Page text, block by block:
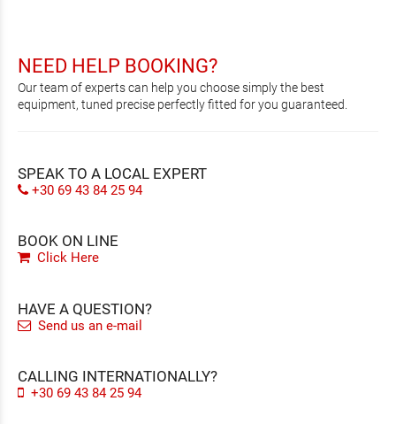
NEED HELP BOOKING?
Our team of experts can help you choose simply the best
equipment, tuned precise perfectly fitted for you guaranteed.
SPEAK TO A LOCAL EXPERT
+30 69 43 84 25 94
BOOK ON LINE
Click Here
HAVE A QUESTION?
Send us an e-mail
CALLING INTERNATIONALLY?
+30 69 43 84 25 94